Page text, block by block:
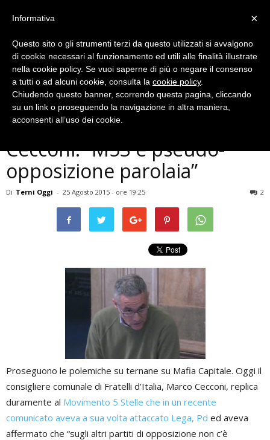
Politica
Terni, Mafia Capitale,
Cecconi: “M5S è pseudo-
opposizione parolaia”
Di Terni Oggi - 25 Agosto 2015 - ore 19:25 2
Proseguono le polemiche su ternane su Mafia Capitale. Oggi il
consigliere comunale di Fratelli d’Italia, Marco Cecconi, replica
duramente al Movimento 5 Stelle che in un recente
comunicato aveva a sua volta attaccato Lega, Pd ed aveva
affermato che “sugli altri partiti di opposizione non c’è
×
Informativa
Questo sito o gli strumenti terzi da questo utilizzati si avvalgono
di cookie necessari al funzionamento ed utili alle finalità illustrate
nella cookie policy. Se vuoi saperne di più o negare il consenso
a tutti o ad alcuni cookie, consulta la cookie policy.
Chiudendo questo banner, scorrendo questa pagina, cliccando
su un link o proseguendo la navigazione in altra maniera,
acconsenti all’uso dei cookie.